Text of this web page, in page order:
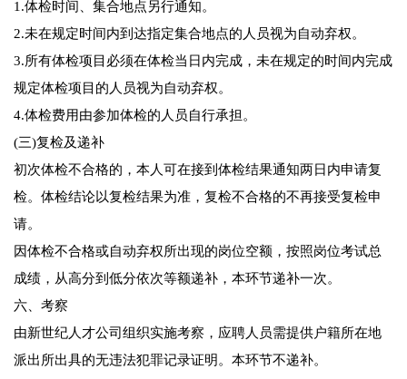
1.体检时间、集合地点另行通知。
2.未在规定时间内到达指定集合地点的人员视为自动弃权。
3.所有体检项目必须在体检当日内完成，未在规定的时间内完成
规定体检项目的人员视为自动弃权。
4.体检费用由参加体检的人员自行承担。
(三)复检及递补
初次体检不合格的，本人可在接到体检结果通知两日内申请复
检。体检结论以复检结果为准，复检不合格的不再接受复检申
请。
因体检不合格或自动弃权所出现的岗位空额，按照岗位考试总
成绩，从高分到低分依次等额递补，本环节递补一次。
六、考察
由新世纪人才公司组织实施考察，应聘人员需提供户籍所在地
派出所出具的无违法犯罪记录证明。本环节不递补。